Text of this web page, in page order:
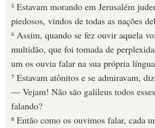
⁵ Estavam morando em Jerusalém
piedosos, vindos de todas as nações
⁶ Assim, quando se fez ouvir aquela
multidão, que foi tomada de
um os ouvia falar na sua própria
⁷ Estavam atônitos e se admiravam,
— Vejam! Não são galileus todos
falando?
⁸ Então como os ouvimos falar, cada